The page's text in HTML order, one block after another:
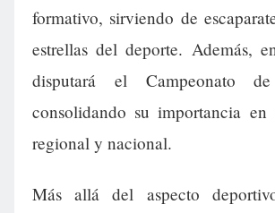
formativo, sirviendo de
estrellas del deporte. Además,
disputará el Campeonato
consolidando su importancia en
regional y nacional.
Más allá del aspecto